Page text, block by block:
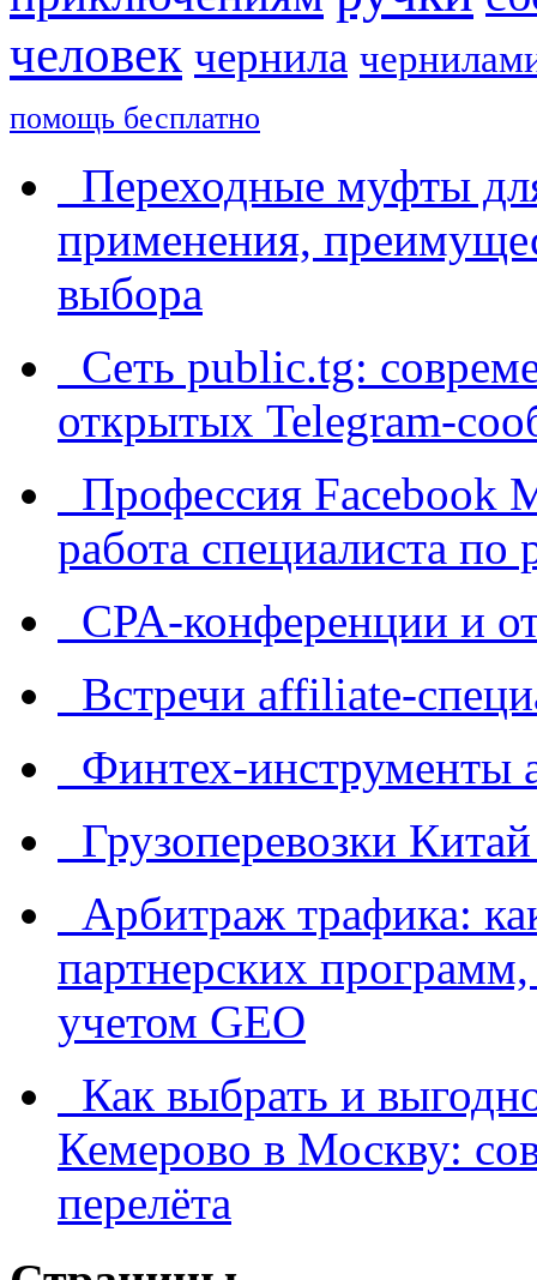
человек чернила
помощь бесплатно
Переходные муфты
применения,
выбора
Сеть public.tg:
открытых Telegram-
Профессия Facebook
работа специалиста по
CPA-конференции и
Встречи affiliate-
Финтех-инструменты
Грузоперевозки
Арбитраж трафика:
партнерских
учетом GEO
Как выбрать и
Кемерово в Москву:
перелёта